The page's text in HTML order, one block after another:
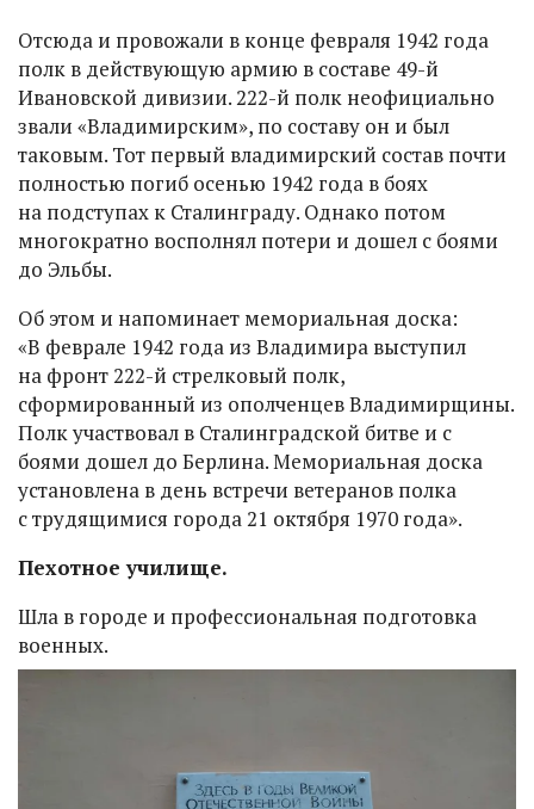
Отсюда и провожали в конце февраля 1942 года
полк в действующую армию в составе 49-й
Ивановской дивизии. 222-й полк неофициально
звали «Владимирским», по составу он и был
таковым. Тот первый владимирский состав почти
полностью погиб осенью 1942 года в боях
на подступах к Сталинграду. Однако потом
многократно восполнял потери и дошел с боями
до Эльбы.
Об этом и напоминает мемориальная доска:
«В феврале 1942 года из Владимира выступил
на фронт 222-й стрелковый полк,
сформированный из ополченцев Владимирщины.
Полк участвовал в Сталинградской битве и с
боями дошел до Берлина. Мемориальная доска
установлена в день встречи ветеранов полка
с трудящимися города 21 октября 1970 года».
Пехотное училище.
Шла в городе и профессиональная подготовка
военных.